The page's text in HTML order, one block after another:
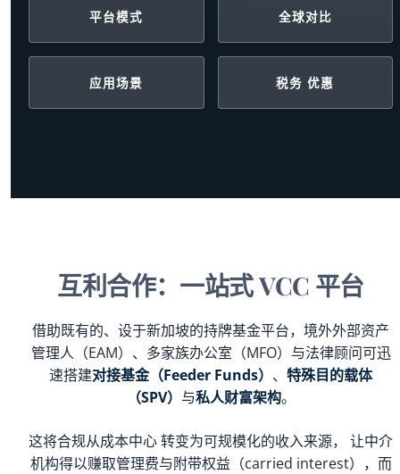
平台模式 全球对比
应用场景 税务 优惠
互利合作：一站式 VCC 平台
借助既有的、设于新加坡的持牌基金平台，境外外部资产
管理人（EAM）、多家族办公室（MFO）与法律顾问可迅
速搭建对接基金（Feeder Funds） 、 特殊目的载体
（SPV） 与私人财富架构。
这将合规从成本中心 转变为可规模化的收入来源， 让中介
机构得以赚取管理费与附带权益（carried interest），而